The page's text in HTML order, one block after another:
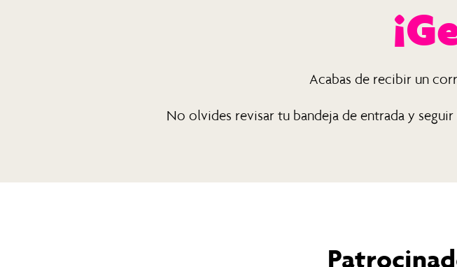
Acabas de recibir un
No olvides revisar tu bandeja de entrada y